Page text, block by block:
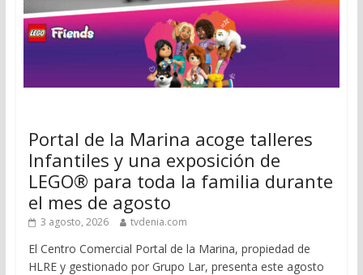
Portal de la Marina acoge talleres
Infantiles y una exposición de
LEGO® para toda la familia durante
el mes de agosto
3 agosto, 2026 tvdenia.com
El Centro Comercial Portal de la Marina, propiedad de
HLRE y gestionado por Grupo Lar, presenta este agosto